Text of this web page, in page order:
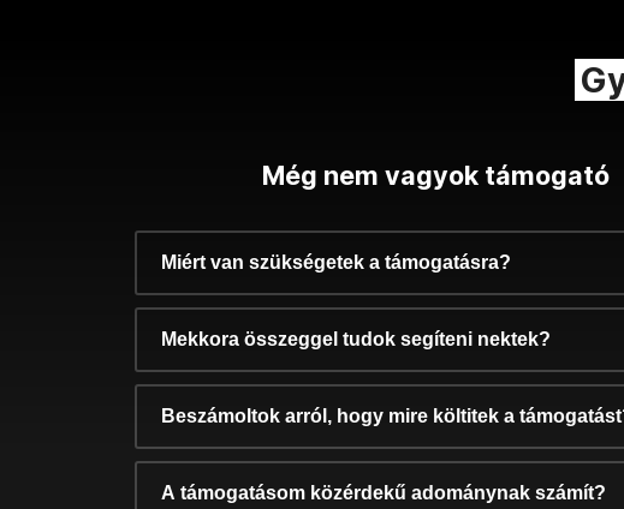
Még nem vagyok támogató
Miért van szükségetek a támogatásra?
Mekkora összeggel tudok segíteni nektek?
Beszámoltok arról, hogy mire költitek a
A támogatásom közérdekű adománynak számít?